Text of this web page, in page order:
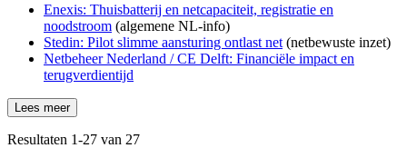
Enexis: Thuisbatterij en netcapaciteit, registratie en
noodstroom (algemene NL-info)
Stedin: Pilot slimme aansturing ontlast net (netbewuste inzet)
Netbeheer Nederland / CE Delft: Financiële impact en
terugverdientijd
Lees meer
Resultaten 1-27 van 27